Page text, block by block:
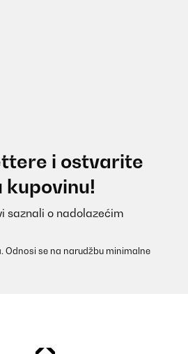
i ostvarite
kupovinu!
saznali o nadolazećim
Odnosi se na narudžbu minimalne